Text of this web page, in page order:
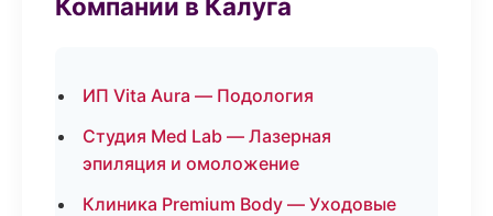
Компании в Калуга
ИП Vita Aura — Подология
Студия Med Lab — Лазерная
эпиляция и омоложение
Клиника Premium Body — Уходовые